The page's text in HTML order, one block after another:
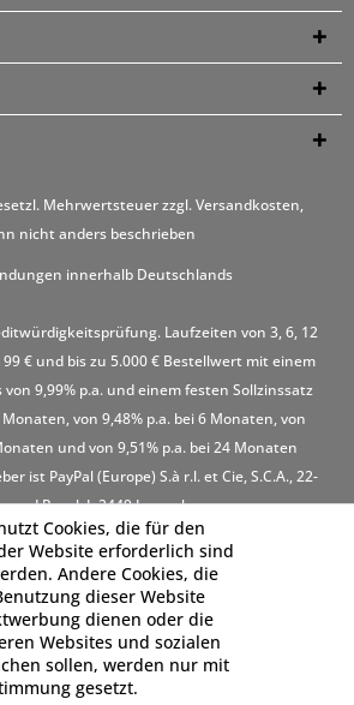
Mehrwertsteuer zzgl.Versandkosten,
nicht anders beschrieben
innerhalb Deutschlands
Laufzeiten von 3, 6, 12
€ und bis zu 5.000 € Bestellwert mit einem
9,99% p.a. und einem festen Sollzinssatz
Monaten, von 9,48% p.a. bei 6 Monaten, von
und von 9,51% p.a. bei 24 Monaten
ist PayPal (Europe) S.à r.l. et Cie, S.C.A., 22-
Royal, L-2449 Luxembourg
Cookies, die für den
Website erforderlich sind
Andere Cookies, die
dieser Website
dienen oder die
Websites und sozialen
sollen, werden nur mit
gesetzt.